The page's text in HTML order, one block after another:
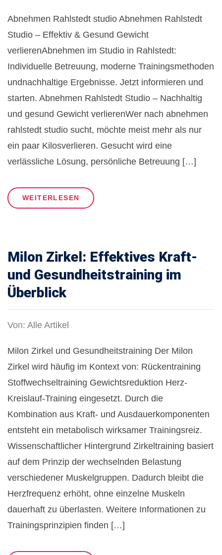
Abnehmen Rahlstedt studio Abnehmen Rahlstedt
Studio – Effektiv & Gesund Gewicht
verlierenAbnehmen im Studio in Rahlstedt:
Individuelle Betreuung, moderne Trainingsmethoden
undnachhaltige Ergebnisse. Jetzt informieren und
starten. Abnehmen Rahlstedt Studio – Nachhaltig
und gesund Gewicht verlierenWer nach abnehmen
rahlstedt studio sucht, möchte meist mehr als nur
ein paar Kilosverlieren. Gesucht wird eine
verlässliche Lösung, persönliche Betreuung […]
WEITERLESEN
Milon Zirkel: Effektives Kraft-
und Gesundheitstraining im
Überblick
Von: Alle Artikel
Milon Zirkel und Gesundheitstraining Der Milon
Zirkel wird häufig im Kontext von: Rückentraining
Stoffwechseltraining Gewichtsreduktion Herz-
Kreislauf-Training eingesetzt. Durch die
Kombination aus Kraft- und Ausdauerkomponenten
entsteht ein metabolisch wirksamer Trainingsreiz.
Wissenschaftlicher Hintergrund Zirkeltraining basiert
auf dem Prinzip der wechselnden Belastung
verschiedener Muskelgruppen. Dadurch bleibt die
Herzfrequenz erhöht, ohne einzelne Muskeln
dauerhaft zu überlasten. Weitere Informationen zu
Trainingsprinzipien finden […]